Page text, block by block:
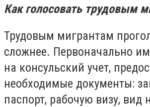
Как голосовать трудовым
Трудовым мигрантам
сложнее. Первоначально
на консульский учет,
необходимые документы:
паспорт, рабочую визу, вид